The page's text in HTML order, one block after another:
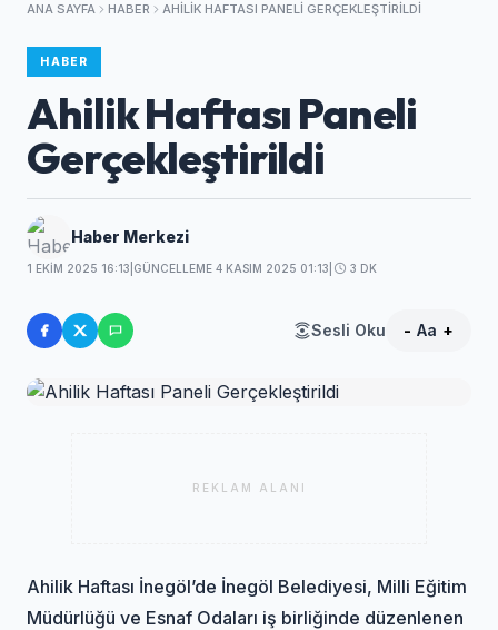
ANA SAYFA HABER AHILIK HAFTASI PANELI GERÇEKLEŞTIRILDI
HABER
Ahilik Haftası Paneli
Gerçekleştirildi
Haber Merkezi
1 EKIM 2025 16:13 GÜNCELLEME 4 KASIM 2025 01:13 3 DK
Sesli Oku - Aa +
REKLAM ALANI
Ahilik Haftası İnegöl’de İnegöl Belediyesi, Milli Eğitim
Müdürlüğü ve Esnaf Odaları iş birliğinde düzenlenen